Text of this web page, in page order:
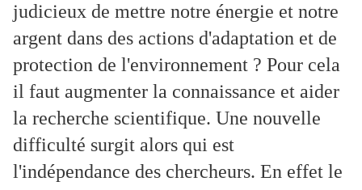
judicieux de mettre notre énergie et notre
argent dans des actions d'adaptation et de
protection de l'environnement ? Pour cela
il faut augmenter la connaissance et aider
la recherche scientifique. Une nouvelle
difficulté surgit alors qui est
l'indépendance des chercheurs. En effet le